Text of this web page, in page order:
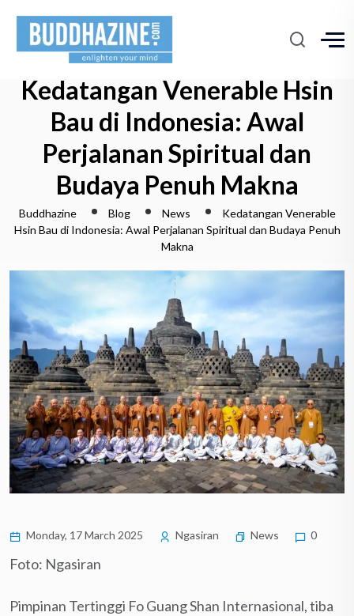
Kedatangan Venerable Hsin
Bau di Indonesia: Awal
Perjalanan Spiritual dan
Budaya Penuh Makna
Buddhazine Blog News
Kedatangan Venerable
Hsin Bau di Indonesia: Awal Perjalanan Spiritual dan Budaya Penuh
Makna
Monday, 17 March 2025 Ngasiran News 0
Foto: Ngasiran
Pimpinan Tertinggi Fo Guang Shan Internasional, tiba